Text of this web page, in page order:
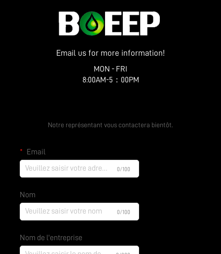
Email us for more information!
MON - FRI
8:00AM-5：00PM
Notre représentant vous contactera bientôt.
Email
0/100
Nom
0/100
Nom de l'entreprise